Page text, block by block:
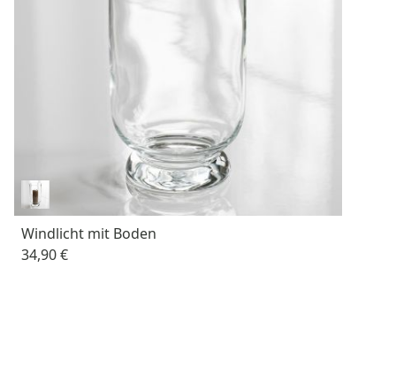
Windlicht mit Boden
34,90 €